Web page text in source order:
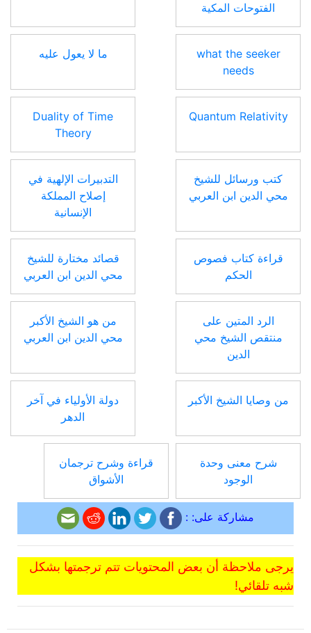
الفتوحات المكية
what the seeker
needs
ما لا يعول عليه
Quantum Relativity
Duality of Time
Theory
كتب ورسائل للشيخ
محي الدين ابن العربي
التدبيرات الإلهية في
إصلاح المملكة
الإنسانية
قراءة كتاب فصوص
الحكم
قصائد مختارة للشيخ
محي الدين ابن العربي
الرد المتين على
منتقص الشيخ محي
الدين
من هو الشيخ الأكبر
محي الدين ابن العربي
من وصايا الشيخ الأكبر
دولة الأولياء في آخر
الدهر
شرح معنى وحدة
الوجود
قراءة وشرح ترجمان
الأشواق
مشاركة على: :
يرجى ملاحظة أن بعض المحتويات تتم ترجمتها بشكل
شبه تلقائي!